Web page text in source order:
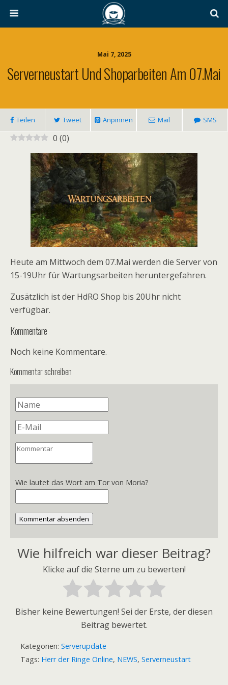
Mai 7, 2025
Serverneustart Und Shoparbeiten Am 07.Mai
Teilen Tweet Anpinnen Mail SMS
0 (0)
Heute am Mittwoch dem 07.Mai werden die Server von
15-19Uhr für Wartungsarbeiten heruntergefahren.
Zusätzlich ist der HdRO Shop bis 20Uhr nicht
verfügbar.
Kommentare
Noch keine Kommentare.
Kommentar schreiben
Wie lautet das Wort am Tor von Moria?
Kommentar absenden
Wie hilfreich war dieser Beitrag?
Klicke auf die Sterne um zu bewerten!
Bisher keine Bewertungen! Sei der Erste, der diesen
Beitrag bewertet.
Kategorien: Serverupdate
Tags: Herr der Ringe Online, NEWS, Serverneustart